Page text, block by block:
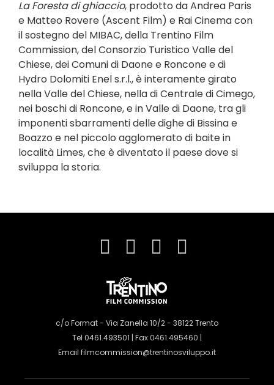
La Foresta di ghiaccio, prodotto da Andrea Paris
e Matteo Rovere (Ascent Film) e Rai Cinema con
il sostegno del MIBAC, della Trentino Film
Commission, del Consorzio Turistico Valle del
Chiese, dei Comuni di Daone e Roncone e di
Hydro Dolomiti Enel s.r.l., è interamente girato
nella Valle del Chiese, nella di Centrale di Cimego,
nei boschi di Roncone, e in Valle di Daone, tra gli
imponenti sbarramenti delledighe di Bissina e
Boazzo e nel piccolo agglomerato di baite in
località Limes, che è diventato il paese dove si
sviluppa la storia.
c/o Format - Via Zanella 10/2 - 38122 Trento
Tel 0461.493501 | Fax 0461.495460 |
Email filmcommission@trentinosviluppo.it